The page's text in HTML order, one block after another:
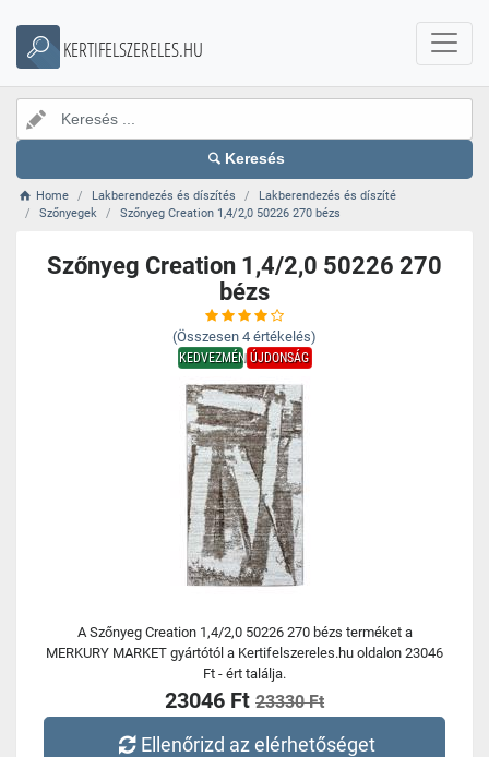
KERTIFELSZERELES.HU
Keresés
Home Lakberendezés és díszítés
Lakberendezés és díszíté
Szőnyegek
Szőnyeg Creation 1,4/2,0 50226 270 bézs
Szőnyeg Creation 1,4/2,0 50226 270
bézs
(Összesen 4 értékelés)
KEDVEZMÉNYÚJDONSÁG
A Szőnyeg Creation 1,4/2,0 50226 270 bézs terméket a
MERKURY MARKET gyártótól a Kertifelszereles.hu oldalon 23046
Ft - ért találja.
23046 Ft 23330 Ft
Ellenőrizd az elérhetőséget